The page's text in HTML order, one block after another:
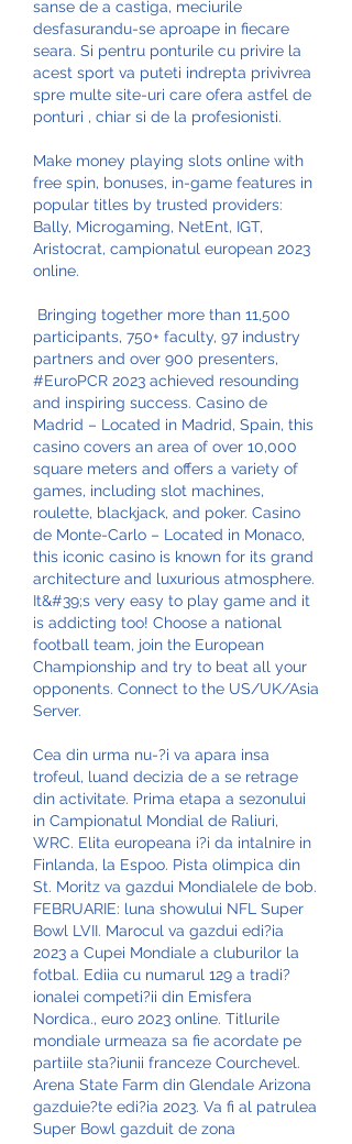
sanse de a castiga, meciurile
desfasurandu-se aproape in fiecare
seara. Si pentru ponturile cu privire la
acest sport va puteti indrepta privivrea
spre multe site-uri care ofera astfel de
ponturi , chiar si de la profesionisti.
Make money playing slots online with
free spin, bonuses, in-game features in
popular titles by trusted providers:
Bally, Microgaming, NetEnt, IGT,
Aristocrat, campionatul european 2023
online.
participants, 750+ faculty, 97 industry
partners and over 900 presenters,
#EuroPCR 2023 achieved resounding
and inspiring success. Casino de
Madrid – Located in Madrid, Spain, this
casino covers an area of over 10,000
square meters and offers a variety of
games, including slot machines,
roulette, blackjack, and poker. Casino
de Monte-Carlo – Located in Monaco,
this iconic casino is known for its grand
architecture and luxurious atmosphere.
It&#39;s very easy to play game and it
is addicting too! Choose a national
football team, join the European
Championship and try to beat all your
opponents. Connect to the US/UK/Asia
Server.
Cea din urma nu-?i va apara insa
trofeul, luand decizia de a se retrage
din activitate. Prima etapa a sezonului
in Campionatul Mondial de Raliuri,
WRC. Elita europeana i?i da intalnire in
Finlanda, la Espoo. Pista olimpica din
St. Moritz va gazdui Mondialele de bob.
FEBRUARIE: luna showului NFL Super
Bowl LVII. Marocul va gazdui edi?ia
2023 a Cupei Mondiale a cluburilor la
fotbal. Ediia cu numarul 129 a tradi?
ionalei competi?ii din Emisfera
Nordica., euro 2023 online. Titlurile
mondiale urmeaza sa fie acordate pe
partiile sta?iunii franceze Courchevel.
Arena State Farm din Glendale Arizona
gazduie?te edi?ia 2023. Va fi al patrulea
Super Bowl gazduit de zona